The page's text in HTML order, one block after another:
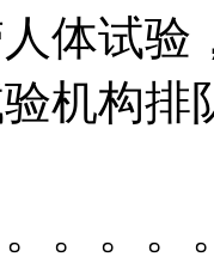
体试验
机构
。。